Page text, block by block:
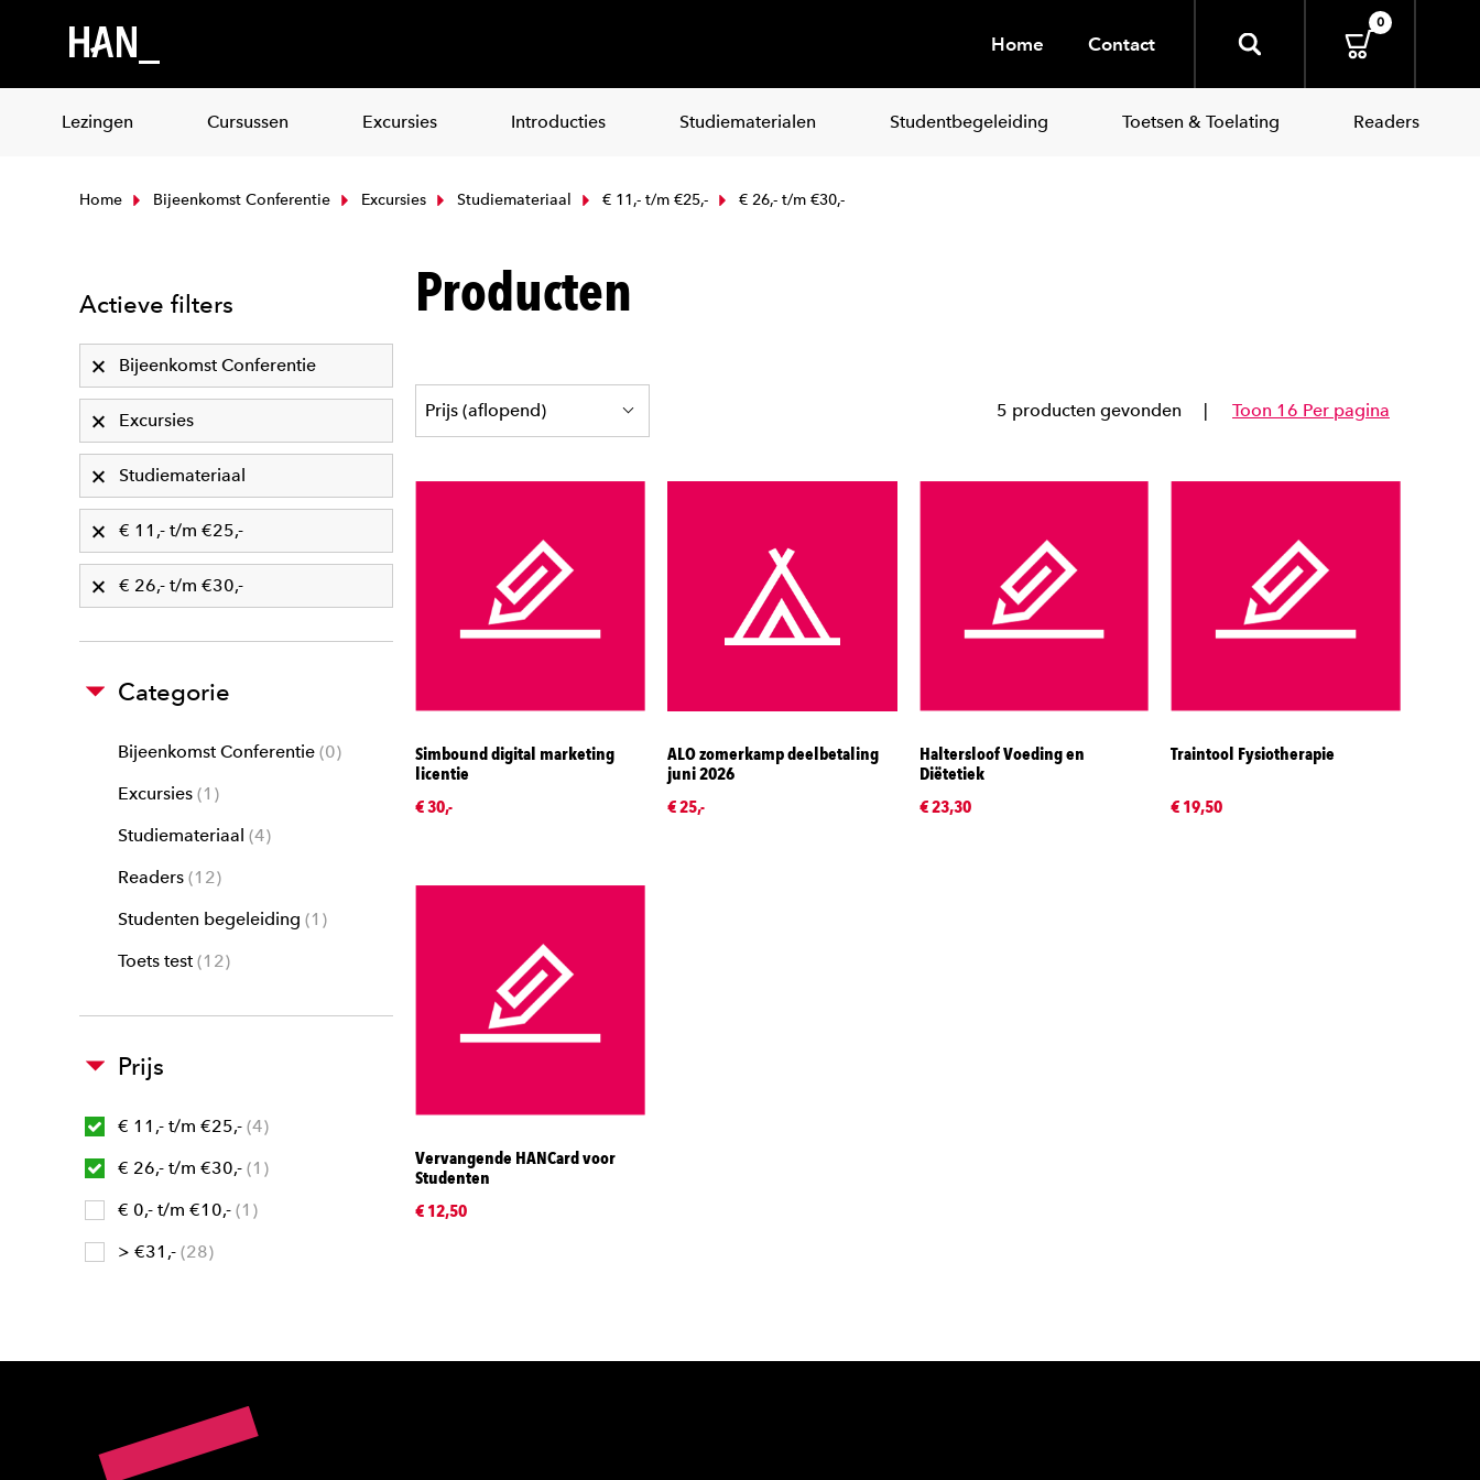
Home Contact
0
Lezingen Cursussen Excursies Introducties Studiematerialen Studentbegeleiding Toetsen & Toelating Readers
Home Bijeenkomst Conferentie Excursies Studiemateriaal € 11,- t/m €25,- € 26,- t/m €30,-
Actieve filters
Bijeenkomst Conferentie
Excursies
Studiemateriaal
€ 11,- t/m €25,-
€ 26,- t/m €30,-
Categorie
Bijeenkomst Conferentie 0
Excursies 1
Studiemateriaal 4
Readers 12
Studenten begeleiding
1
Toets test 12
Prijs
€ 11,- t/m €25,- 4
€ 26,- t/m €30,- 1
€ 0,- t/m €10,- 1
> €31,- 28
Producten
5 producten gevonden Toon 16 Per pagina
Simbound digital marketing
licentie
€ 30,-
ALO zomerkamp deelbetaling
juni 2026
€ 25,-
Haltersloof Voeding en
Diëtetiek
€ 23,30
Traintool Fysiotherapie
€ 19,50
Vervangende HANCard voor
Studenten
€ 12,50